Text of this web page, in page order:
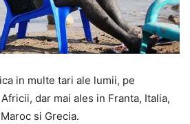
in multe tari ale lumii, pe
dar mai ales in Franta, Italia,
si Grecia.